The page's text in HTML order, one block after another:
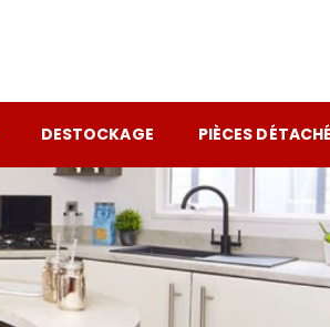
DESTOCKAGE PIÈCES